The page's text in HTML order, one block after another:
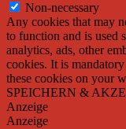
Non-necessary
Any cookies that may
to function and is used
analytics, ads, other
cookies. It is
these cookies on your
SPEICHERN &
Anzeige
Anzeige